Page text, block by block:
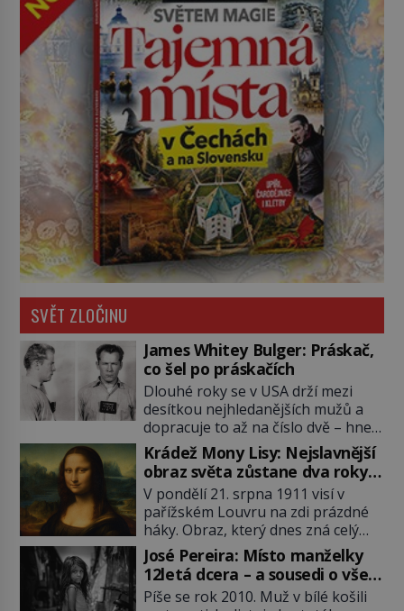
SVĚT ZLOČINU
James Whitey Bulger: Práskač,
co šel po práskačích
Dlouhé roky se v USA drží mezi
desítkou nejhledanějších mužů a
dopracuje to až na číslo dvě – hned
po Usámovi bin Ládinovi (1957–
2011). To je James „Whitey“ Bulger
(1929–2018) viněný ze spoluúčasti
na 19 vraždách, vydírání a lichvy. A
samozřejmě, krom toho je ještě
drogový dealer, který neváhá
odstranit z cesty všechny práskače,
zatímco […]
Krádež Mony Lisy: Nejslavnější
obraz světa zůstane dva roky
nezvěstný
V pondělí 21. srpna 1911 visí v
pařížském Louvru na zdi prázdné
háky. Obraz, který dnes zná celý
svět, je pryč. Zpočátku si nikdo
nemyslí, že jde o krádež.
Zaměstnanci jsou přesvědčeni, že
Mona Lisa je jen v restaurátorské
José Pereira: Místo manželky
12letá dcera – a sousedi o všem
vědí!
Píše se rok 2010. Muž v bílé košili